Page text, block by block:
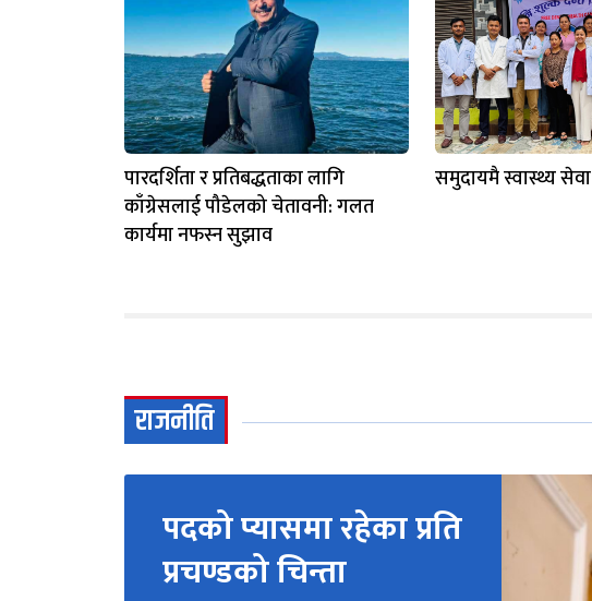
पारदर्शिता र प्रतिबद्धताका लागि
काँग्रेसलाई पौडेलको चेतावनी: गलत
कार्यमा नफस्न सुझाव
समुदायमै स्वास्थ्य सेवा
राजनीति
पदको प्यासमा रहेका प्रति
प्रचण्डको चिन्ता